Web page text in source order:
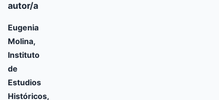
autor/a
Eugenia
Molina,
Instituto
de
Estudios
Históricos,